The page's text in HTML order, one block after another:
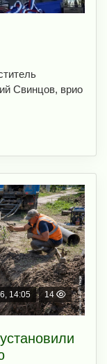
Свинцов, врио
14:05 14